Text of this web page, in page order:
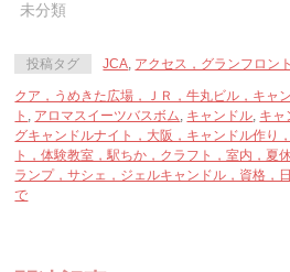
開
す) ィ
ド
ウ
で
開
き
ま
す)
未分類
投稿タグ JCA, アクセス，グランフロン
クア，うめきた広場，ＪＲ，牛丸ビル，キャ
ト , アロマスイーツバスボム, キャンドル, キャ
グキャンドルナイト，大阪，キャンドル作り
ト，体験教室，駅ちか，クラフト，室内，夏
ランプ，サシェ，ジェルキャンドル，資格，
で